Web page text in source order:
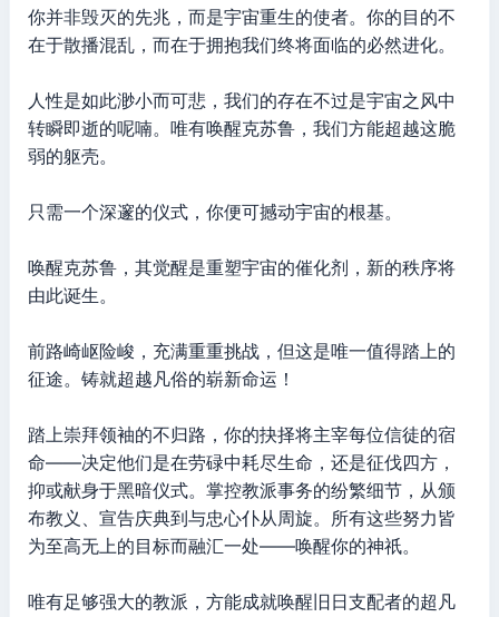
你并非毁灭的先兆，而是宇宙重生的使者。你的目的不
在于散播混乱，而在于拥抱我们终将面临的必然进化。
人性是如此渺小而可悲，我们的存在不过是宇宙之风中
转瞬即逝的呢喃。唯有唤醒克苏鲁，我们方能超越这脆
弱的躯壳。
只需一个深邃的仪式，你便可撼动宇宙的根基。
唤醒克苏鲁，其觉醒是重塑宇宙的催化剂，新的秩序将
由此诞生。
前路崎岖险峻，充满重重挑战，但这是唯一值得踏上的
征途。铸就超越凡俗的崭新命运！
踏上崇拜领袖的不归路，你的抉择将主宰每位信徒的宿
命——决定他们是在劳碌中耗尽生命，还是征伐四方，
抑或献身于黑暗仪式。掌控教派事务的纷繁细节，从颁
布教义、宣告庆典到与忠心仆从周旋。所有这些努力皆
为至高无上的目标而融汇一处——唤醒你的神祇。
唯有足够强大的教派，方能成就唤醒旧日支配者的超凡